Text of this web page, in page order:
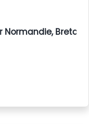
Normandie,